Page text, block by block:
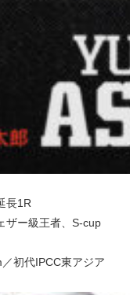
長1R
ザー級王者、S-cup
初代IPCC東アジア